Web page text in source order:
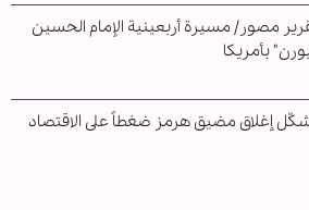
مصور/ مسيرة أربعينية الإمام الحسين
بأمريكا
إغلاق مضيق هرمز ضغطاً على الاقتصاد